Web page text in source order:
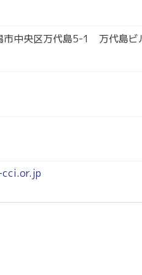
中央区万代島5-1 万代島ビ
cci.or.jp